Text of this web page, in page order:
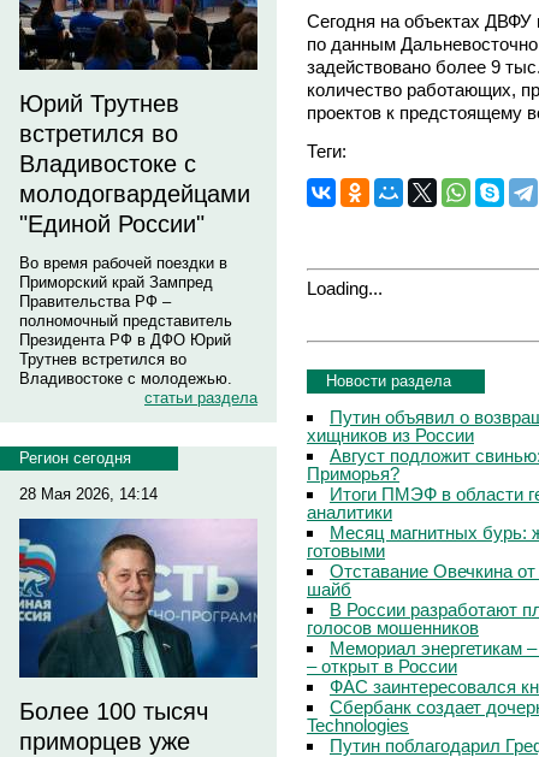
Юрий Трутнев
встретился во
Владивостоке с
молодогвардейцами
"Единой России"
Во время рабочей поездки в
Приморский край Зампред
Правительства РФ –
полномочный представитель
Президента РФ в ДФО Юрий
Трутнев встретился во
Владивостоке с молодежью.
статьи раздела
Регион сегодня
28 Мая 2026, 14:14
Более 100 тысяч
приморцев уже
Сегодня на объектах
по данным
задействовано более 9
количество работающих,
проектов к предстоящему
Теги:
Loading...
Новости раздела
Путин объявил о
хищников из России
Август подложит
Приморья?
Итоги ПМЭФ в области
аналитики
Месяц магнитных бурь:
готовыми
Отставание Овечкина
шайб
В России разработают
голосов мошенников
Мемориал энергетикам
– открыт в России
ФАС заинтересовался
Сбербанк создает
Technologies
Путин поблагодарил